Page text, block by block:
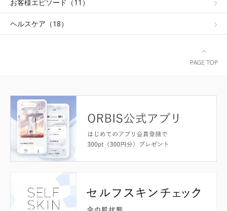
お客様エピソード（11）
ヘルスケア（18）